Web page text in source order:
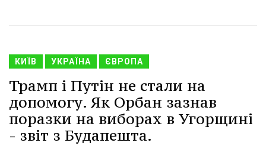
КИЇВ УКРАЇНА ЄВРОПА
Трамп і Путін не стали на
допомогу. Як Орбан зазнав
поразки на виборах в Угорщині
- звіт з Будапешта.